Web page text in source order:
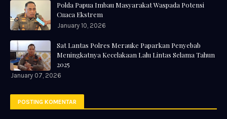
Polda Papua Imbau Masyarakat Waspada Potensi
Cuaca Ekstrem
January 10, 2026
Sat Lantas Polres Merauke Paparkan Penyebab
Meningkatnya Kecelakaan Lalu Lintas Selama Tahun
2025
January 07, 2026
POSTING KOMENTAR